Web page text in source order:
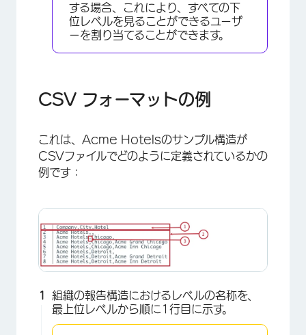
する場合、これにより、すべての下
位レベルを見ることができるユーザ
ーを割り当てることができます。
CSV フォーマットの例
これは、Acme Hotelsのサンプル構造が
CSVファイルでどのように定義されているかの
例です：
組織の報告構造におけるレベルの名称を、
最上位レベルから順に1行目に示す。